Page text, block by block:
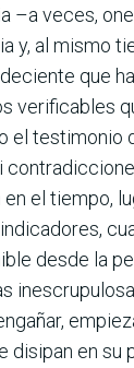
–a veces,
y, al mismo
que
verifi­cables
el
el tiempo,
desde la
disipan en su